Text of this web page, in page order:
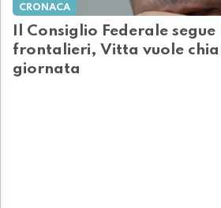
CRONACA
Il Consiglio Federale
frontalieri, Vitta vuole
giornata